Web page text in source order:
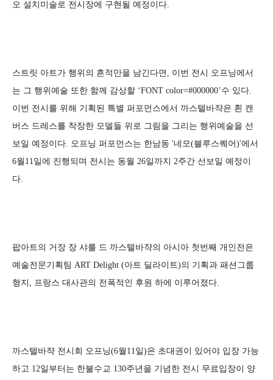
오 설치미술로 전시장에 구현될 예정이다.
스트릿 아트가 행위의 흔적만을 남긴다면, 이번 전시 오프닝에서
는 그 행위예술 또한 함께 감상할 ‘FONT color=#000000’수 있다.
이번 전시를 위해 기획된 특별 퍼포먼스에서 까스텔바쟉은 흰 캔
버스 드레스를 착장한 모델들 위로 그림을 그리는 행위예술을 선
보일 예정이다. 오프닝 퍼포먼스는 한남동 '네모(블루스퀘어)'에서
6월11일에 진행되며 전시는 동월 26일까지 2주간 선보일 예정이
다.
팝아트의 거장 장 샤를 드 까스텔바쟉의 아시아 첫번째 개인전은
예술전문기획팀 ART Delight (아트 딜라이트)의 기획과 패션그룹
형지, 프랑스 대사관의 전폭적인 후원 하에 이루어졌다.
까스텔바쟉 전시회 오프닝(6월11일)은 초대권이 있어야 입장 가능
하고 12일부터는 한불수교 130주년을 기념한 전시 무료입장이 양